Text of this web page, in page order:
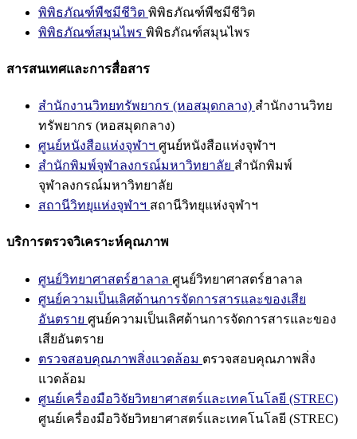
พิพิธภัณฑ์พืชมีชีวิต พิพิธภัณฑ์พืชมีชีวิต
พิพิธภัณฑ์สมุนไพร พิพิธภัณฑ์สมุนไพร
สารสนเทศและการสื่อสาร
สำนักงานวิทยทรัพยากร (หอสมุดกลาง) สำนักงานวิทย
ทรัพยากร (หอสมุดกลาง)
ศูนย์หนังสือแห่งจุฬาฯ ศูนย์หนังสือแห่งจุฬาฯ
สำนักพิมพ์จุฬาลงกรณ์มหาวิทยาลัย สำนักพิมพ์
จุฬาลงกรณ์มหาวิทยาลัย
สถานีวิทยุแห่งจุฬาฯ สถานีวิทยุแห่งจุฬาฯ
บริการตรวจวิเคราะห์คุณภาพ
ศูนย์วิทยาศาสตร์ฮาลาล ศูนย์วิทยาศาสตร์ฮาลาล
ศูนย์ความเป็นเลิศด้านการจัดการสารและของเสีย
อันตราย ศูนย์ความเป็นเลิศด้านการจัดการสารและของ
เสียอันตราย
ตรวจสอบคุณภาพสิ่งแวดล้อม ตรวจสอบคุณภาพสิ่ง
แวดล้อม
ศูนย์เครื่องมือวิจัยวิทยาศาสตร์และเทคโนโลยี (STREC)
ศูนย์เครื่องมือวิจัยวิทยาศาสตร์และเทคโนโลยี (STREC)